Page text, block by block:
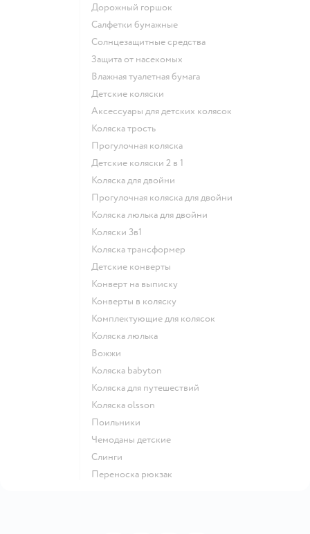
Дорожный горшок
Салфетки бумажные
Солнцезащитные средства
Защита от насекомых
Влажная туалетная бумага
Детские коляски
Аксессуары для детских колясок
Коляска трость
Прогулочная коляска
Детские коляски 2 в 1
Коляска для двойни
Прогулочная коляска для двойни
Коляска люлька для двойни
Коляски 3в1
Коляска трансформер
Детские конверты
Конверт на выписку
Конверты в коляску
Комплектующие для колясок
Коляска люлька
Вожжи
Коляска babyton
Коляска для путешествий
Коляска olsson
Поильники
Чемоданы детские
Слинги
Переноска рюкзак